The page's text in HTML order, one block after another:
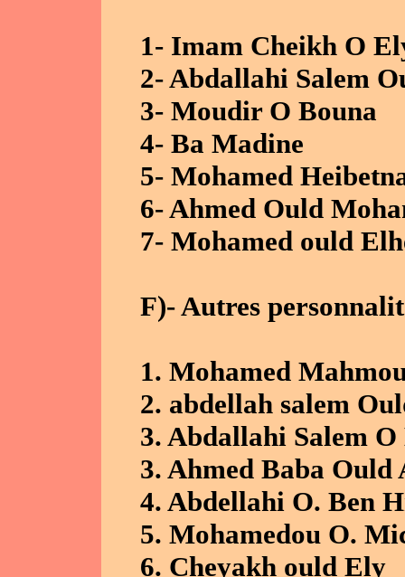
1- Imam Cheikh O
2- Abdallahi Salem
3- Moudir O Bouna
4- Ba Madine
5- Mohamed
6- Ahmed Ould
7- Mohamed ould
F)- Autres
1. Mohamed
2. abdellah salem
3. Abdallahi Salem
3. Ahmed Baba Ould
4. Abdellahi O. Ben
5. Mohamedou O.
6. Cheyakh ould Ely